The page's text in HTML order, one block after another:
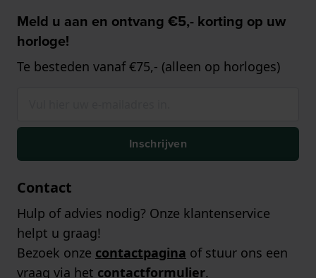
Meld u aan en ontvang €5,- korting op uw
horloge!
Te besteden vanaf €75,- (alleen op horloges)
Inschrijven
Contact
Hulp of advies nodig? Onze klantenservice
helpt u graag!
Bezoek onze contactpagina of stuur ons een
vraag via het contactformulier.